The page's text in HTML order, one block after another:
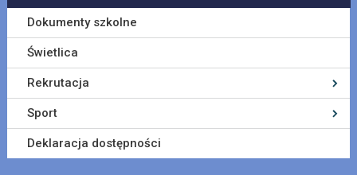
Dokumenty szkolne
Świetlica
Rekrutacja
Sport
Deklaracja dostępności